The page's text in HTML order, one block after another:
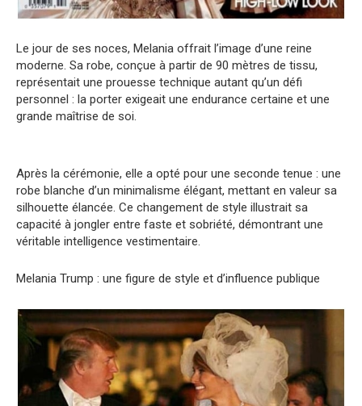
Le jour de ses noces, Melania offrait l’image d’une reine
moderne. Sa robe, conçue à partir de 90 mètres de tissu,
représentait une prouesse technique autant qu’un défi
personnel : la porter exigeait une endurance certaine et une
grande maîtrise de soi.
Après la cérémonie, elle a opté pour une seconde tenue : une
robe blanche d’un minimalisme élégant, mettant en valeur sa
silhouette élancée. Ce changement de style illustrait sa
capacité à jongler entre faste et sobriété, démontrant une
véritable intelligence vestimentaire.
Melania Trump : une figure de style et d’influence publique